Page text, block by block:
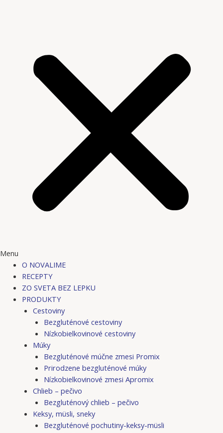
Menu
O NOVALIME
RECEPTY
ZO SVETA BEZ LEPKU
PRODUKTY
Cestoviny
Bezgluténové cestoviny
Nízkobielkovinové cestoviny
Múky
Bezgluténové múčne zmesi Promix
Prirodzene bezgluténové múky
Nízkobielkovinové zmesi Apromix
Chlieb – pečivo
Bezgluténový chlieb – pečivo
Keksy, müsli, sneky
Bezgluténové pochutiny-keksy-müsli